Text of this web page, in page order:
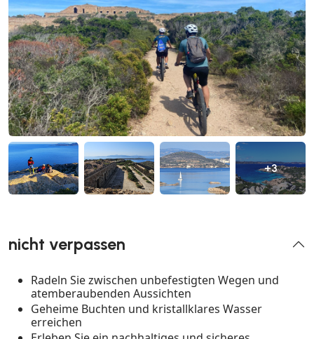
+3
nicht verpassen
Radeln Sie zwischen unbefestigten Wegen und
atemberaubenden Aussichten
Geheime Buchten und kristallklares Wasser
erreichen